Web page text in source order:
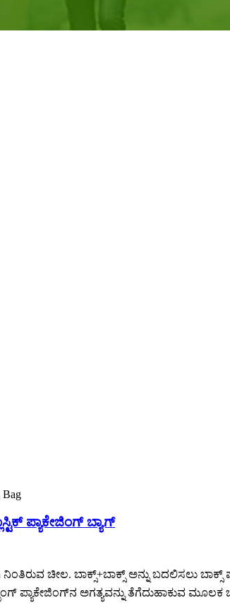
ಪ್ಯಾಕೇಜಿಂಗ್ ಬ್ಯಾಗ್
ನಿಂತಿರುವ ಚೀಲ. ಬಾಕ್ಸ್+ಬಾಕ್ಸ್ ಅನ್ನು ಬದಲಿಸಲು
ಪ್ಯಾಕೇಜಿಂಗ್‌ನ ಅಗತ್ಯವನ್ನು ತೆಗೆದುಹಾಕುವ ಮೂಲಕ